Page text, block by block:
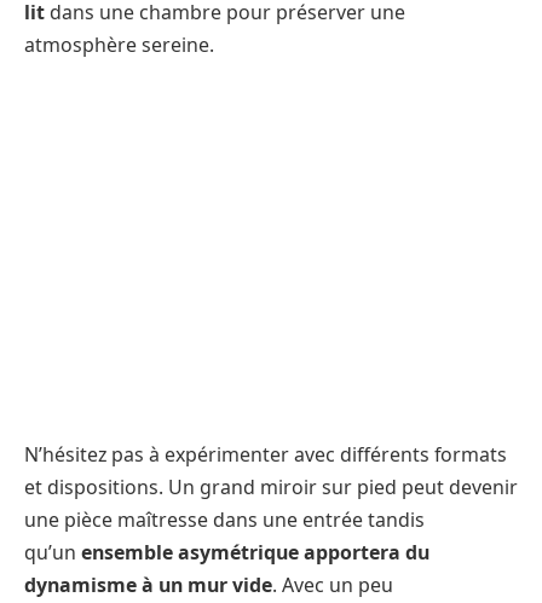
lit dans une chambre pour préserver une
atmosphère sereine.
N’hésitez pas à expérimenter avec différents formats
et dispositions. Un grand miroir sur pied peut devenir
une pièce maîtresse dans une entrée tandis
qu’un ensemble asymétrique apportera du
dynamisme à un mur vide. Avec un peu